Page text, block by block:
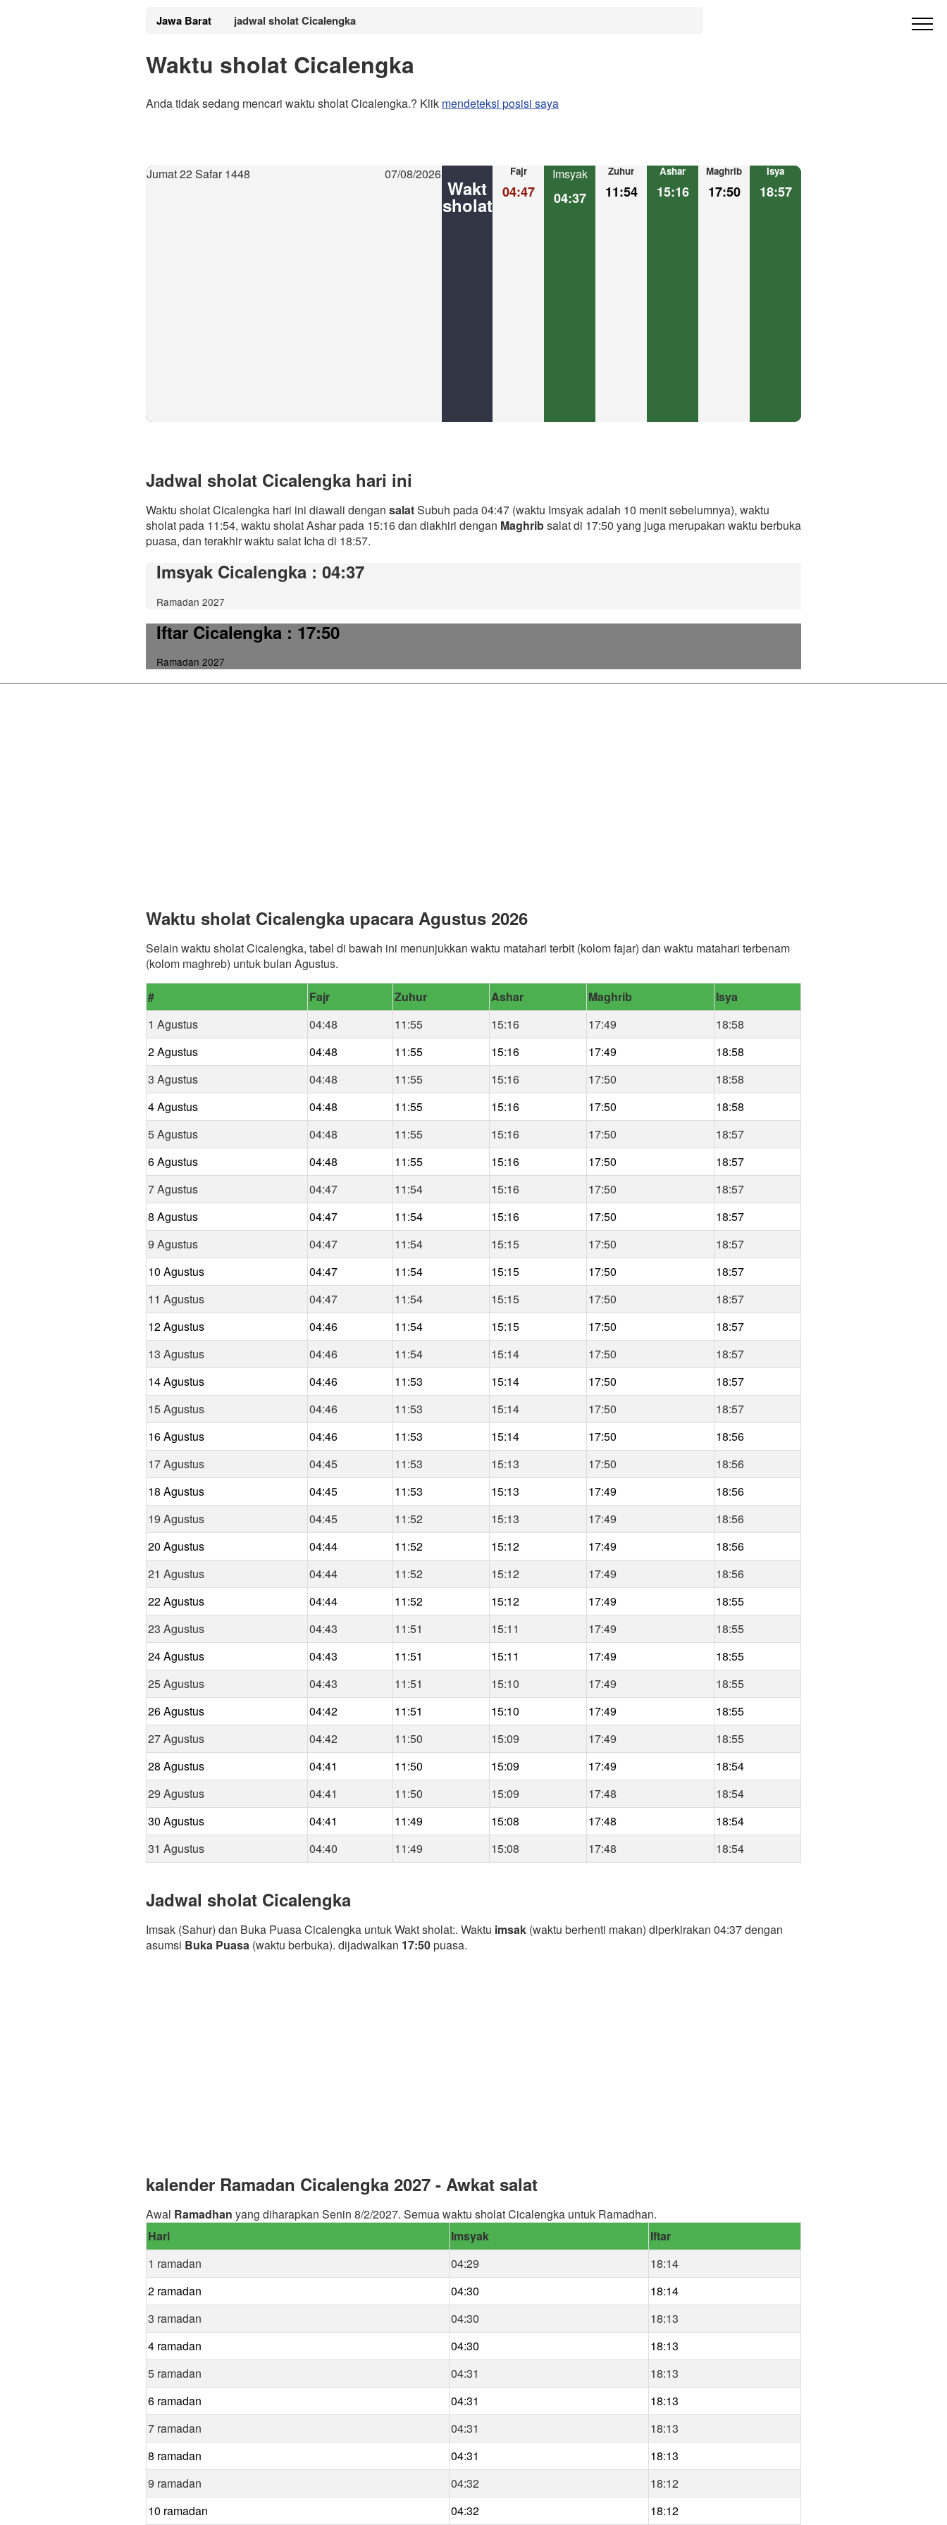
Jawa Barat jadwal sholat Cicalengka
Waktu sholat Cicalengka
Anda tidak sedang mencari waktu sholat Cicalengka.? Klik mendeteksi posisi saya
Jumat 22 Safar 1448 07/08/2026
Wakt
sholat
Fajr
04:47
Imsyak
04:37
Zuhur
11:54
Ashar
15:16
Maghrib
17:50
Isya
18:57
Jadwal sholat Cicalengka hari ini
Waktu sholat Cicalengka hari ini diawali dengan salatSubuh pada 04:47 (waktu Imsyak adalah 10 menit sebelumnya), waktu
sholat pada 11:54, waktu sholat Ashar pada 15:16 dan diakhiri dengan Maghribsalat di 17:50 yang juga merupakan waktu berbuka
puasa, dan terakhir waktu salat Icha di 18:57.
Imsyak Cicalengka : 04:37
Ramadan 2027
Iftar Cicalengka: 17:50
Ramadan 2027
Waktu sholat Cicalengka upacara Agustus 2026
Selain waktu sholat Cicalengka, tabel di bawah ini menunjukkan waktu matahari terbit (kolom fajar) dan waktu matahari terbenam
(kolom maghreb) untuk bulan Agustus.
# Fajr Zuhur Ashar Maghrib
Isya
1 Agustus
04:48 11:55 15:16 17:49
18:58
2 Agustus
04:48 11:55 15:16 17:49
18:58
3 Agustus
04:48 11:55 15:16 17:50
18:58
4 Agustus
04:48 11:55 15:16 17:50
18:58
5 Agustus
04:48 11:55 15:16 17:50
18:57
6 Agustus
04:48 11:55 15:16 17:50
18:57
7 Agustus
04:47 11:54 15:16 17:50
18:57
8 Agustus
04:47 11:54 15:16 17:50
18:57
9 Agustus
04:47 11:54 15:15 17:50
18:57
10 Agustus
04:47 11:54 15:15 17:50
18:57
11 Agustus
04:47 11:54 15:15 17:50
18:57
12 Agustus
04:46 11:54 15:15 17:50
18:57
13 Agustus
04:46 11:54 15:14 17:50
18:57
14 Agustus
04:46 11:53 15:14 17:50
18:57
15 Agustus
04:46 11:53 15:14 17:50
18:57
16 Agustus
04:46 11:53 15:14 17:50
18:56
17 Agustus
04:45 11:53 15:13 17:50
18:56
18 Agustus
04:45 11:53 15:13 17:49
18:56
19 Agustus
04:45 11:52 15:13 17:49
18:56
20 Agustus
04:44 11:52 15:12 17:49
18:56
21 Agustus
04:44 11:52 15:12 17:49
18:56
22 Agustus
04:44 11:52 15:12 17:49
18:55
23 Agustus
04:43 11:51 15:11 17:49
18:55
24 Agustus
04:43 11:51 15:11 17:49
18:55
25 Agustus
04:43 11:51 15:10 17:49
18:55
26 Agustus
04:42 11:51 15:10 17:49
18:55
27 Agustus
04:42 11:50 15:09 17:49
18:55
28 Agustus
04:41 11:50 15:09 17:49
18:54
29 Agustus
04:41 11:50 15:09 17:48
18:54
30 Agustus
04:41 11:49 15:08 17:48
18:54
31 Agustus
04:40 11:49 15:08 17:48 18:54
Jadwal sholat Cicalengka
Imsak (Sahur) dan Buka Puasa Cicalengka untuk Wakt sholat:. Waktu imsak (waktu berhenti makan) diperkirakan 04:37 dengan
asumsi Buka Puasa (waktu berbuka). dijadwalkan 17:50puasa.
kalender Ramadan Cicalengka 2027 - Awkat salat
Awal Ramadhan yang diharapkan Senin 8/2/2027. Semua waktu sholat Cicalengka untuk Ramadhan.
Hari
Imsyak
Iftar
1 ramadan
04:29
18:14
2 ramadan
04:30
18:14
3 ramadan
04:30
18:13
4 ramadan
04:30
18:13
5 ramadan
04:31
18:13
6 ramadan
04:31
18:13
7 ramadan
04:31
18:13
8 ramadan
04:31
18:13
9 ramadan
04:32
18:12
10 ramadan
04:32 18:12